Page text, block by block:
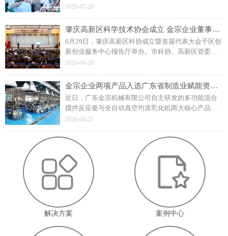
主办，主题为“创客肇庆智创未来”。广东金宗机械“水
2026-07-29
肇庆高新区科学技术协会成立 金宗企业董事长钟日强当选副主席
6月29日，肇庆高新区科协成立暨首届代表大会于区创
新创业服务中心报告厅举办。市科协、高新区管委会
相关领导，各单位、科研院校及金宗机械等企业代表
2026-06-30
金宗企业两项产品入选广东省制造业赋能资源名录
近日，广东金宗机械有限公司自主研发的多功能混合
搅拌反应釜与全自动真空均质乳化机两大核心产品凭
借技术先进性与成熟应用价值顺利通过遴选，标志着
获得省级官方认定。
2026-06-25
解决方案 案例中心